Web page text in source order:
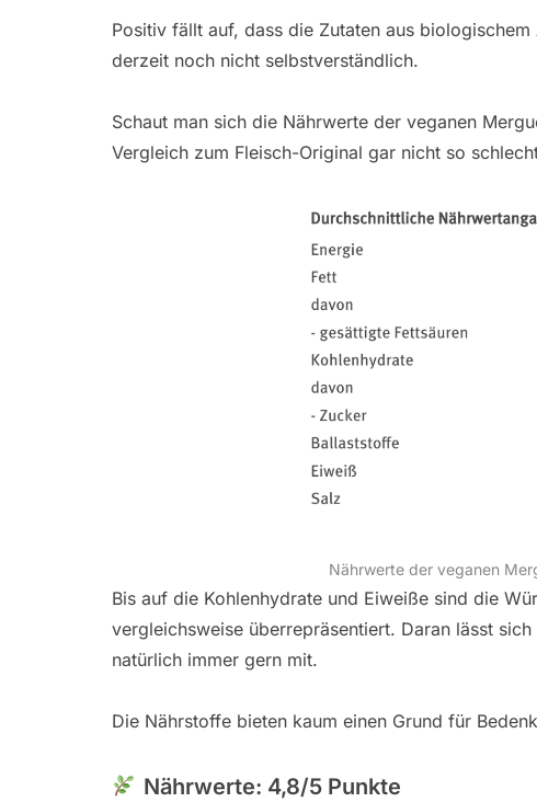
Positiv fällt auf, dass die Zutaten aus
derzeit noch nicht selbstverständlich.
Schaut man sich die Nährwerte der veganen
Vergleich zum Fleisch-Original gar nicht so
Nährwerte der veganen
Bis auf die Kohlenhydrate und Eiweiße sind die
vergleichsweise überrepräsentiert. Daran lässt
natürlich immer gern mit.
Die Nährstoffe bieten kaum einen Grund für
Nährwerte: 4,8/5 Punkte